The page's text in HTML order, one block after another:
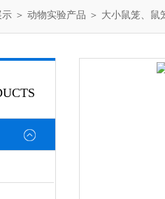
示 ＞ 动物实验产品 ＞ 大小鼠笼、鼠